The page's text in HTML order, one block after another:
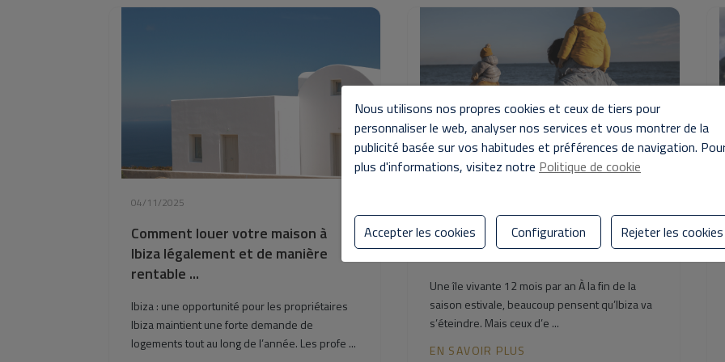
04/11/2025
Comment louer votre maison à
Ibiza légalement et de manière
rentable ...
Ibiza : une opportunité pour les propriétaires
Ibiza maintient une forte demande de
logements tout au long de l’année. Les profe ...
L’hiver à Ibiza : l’autre côté de l’île
qui vous fait tomber ...
Une île vivante 12 mois par an À la fin de la
saison estivale, beaucoup pensent qu’Ibiza va
s’éteindre. Mais ceux d’e ...
EN SAVOIR PLUS
Nous utilisons nos propres cookies et ceux de tiers pour
personnaliser le web, analyser nos services et vous montrer de la
publicité basée sur vos habitudes et préférences de navigation.
plus d'informations, visitez notre Politique de cookie
Accepter les cookies Configuration Rejeter les cookies